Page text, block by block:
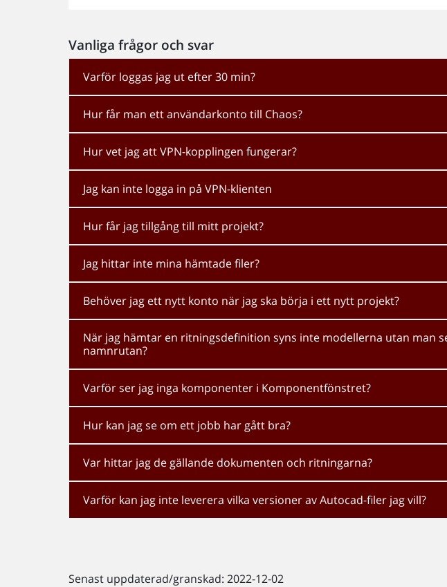
Vanliga frågor och svar
Varför loggas jag ut efter 30 min?
Hur får man ett användarkonto till Chaos?
Hur vet jag att VPN-kopplingen fungerar?
Jag kan inte logga in på VPN-klienten
Hur får jag tillgång till mitt projekt?
Jag hittar inte mina hämtade filer?
Behöver jag ett nytt konto när jag ska börja i ett nytt projekt?
När jag hämtar en ritningsdefinition syns inte modellerna utan man
namnrutan?
Varför ser jag inga komponenter i Komponentfönstret?
Hur kan jag se om ett jobb har gått bra?
Var hittar jag de gällande dokumenten och ritningarna?
Varför kan jag inte leverera vilka versioner av Autocad-filer jag vill?
Senast uppdaterad/granskad: 2022-12-02